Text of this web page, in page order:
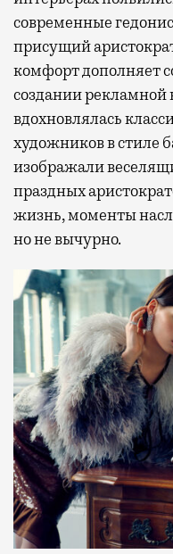
современные
присущий
комфорт дополняет
создании
вдохновлялась
художников в стиле
изображали
праздных
жизнь, моменты
но не вычурно.